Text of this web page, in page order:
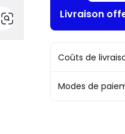
Livraison
Coûts de
Modes de